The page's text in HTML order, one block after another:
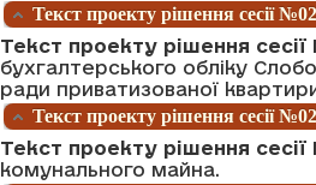
Текст проекту рішення сесії
Текст проекту рішення
бухгалтерського обліку
ради приватизованої
Текст проекту рішення сесії
Текст проекту рішення
комунального майна.